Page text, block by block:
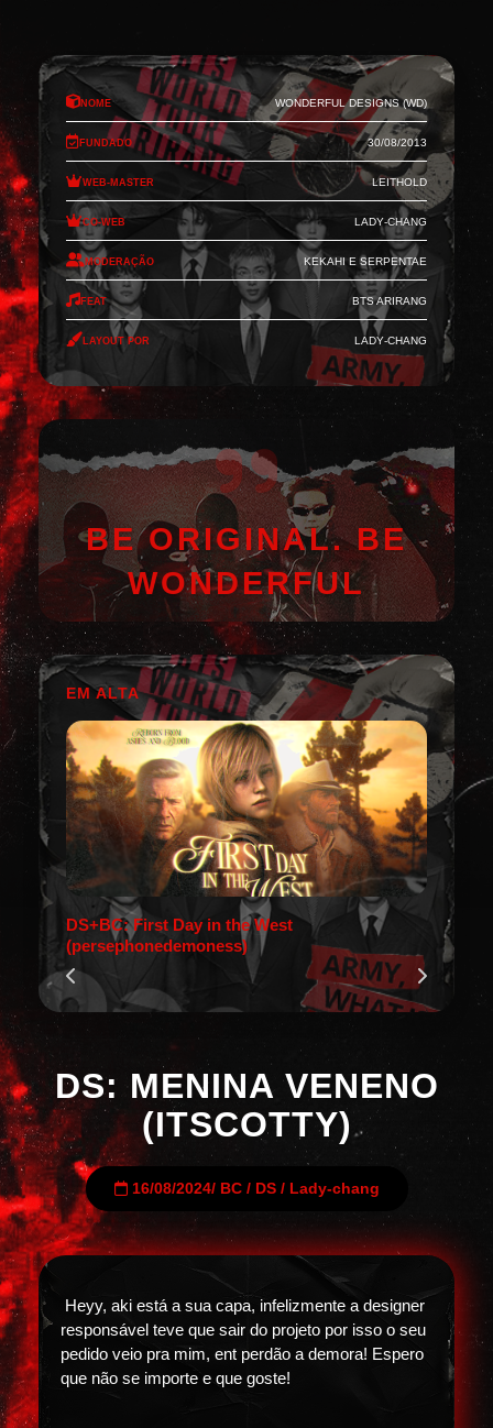
Nome Wonderful Designs (WD)
Fundado 30/08/2013
Web-Master Leithold
Co-Web Lady-Chang
Moderação Kekahi e Serpentae
Feat BTS Arirang
Layout por Lady-Chang
BE ORIGINAL. BE
WONDERFUL
EM ALTA
DS+BC: First Day in the West
(persephonedemoness)
DS: MENINA VENENO
(ITSCOTTY)
16/08/2024/ BC/ DS/ Lady-chang
Heyy, aki está a sua capa, infelizmente a designer
responsável teve que sair do projeto por isso o seu
pedido veio pra mim, ent perdão a demora! Espero
que não se importe e que goste!